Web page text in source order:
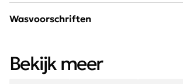
Mode, passie en creativiteit staan
chique, elegant, stoer en helemaal van
Wasvoorschriften
Bekijk meer